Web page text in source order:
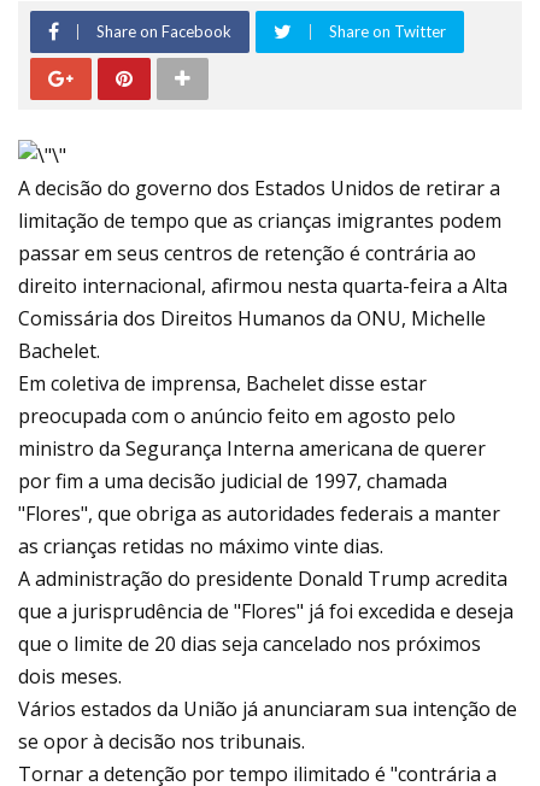
Share on Facebook Share on Twitter
A decisão do governo dos Estados Unidos de retirar a
limitação de tempo que as crianças imigrantes podem
passar em seus centros de retenção é contrária ao
direito internacional, afirmou nesta quarta-feira a Alta
Comissária dos Direitos Humanos da ONU, Michelle
Bachelet.
Em coletiva de imprensa, Bachelet disse estar
preocupada com o anúncio feito em agosto pelo
ministro da Segurança Interna americana de querer
por fim a uma decisão judicial de 1997, chamada
"Flores", que obriga as autoridades federais a manter
as crianças retidas no máximo vinte dias.
A administração do presidente Donald Trump acredita
que a jurisprudência de "Flores" já foi excedida e deseja
que o limite de 20 dias seja cancelado nos próximos
dois meses.
Vários estados da União já anunciaram sua intenção de
se opor à decisão nos tribunais.
Tornar a detenção por tempo ilimitado é "contrária a